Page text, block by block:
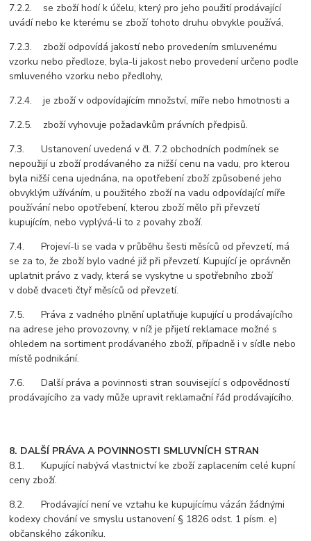
7.2.2. se zboží hodí k účelu, který pro jeho použití prodávající
uvádí nebo ke kterému se zboží tohoto druhu obvykle používá,
7.2.3. zboží odpovídá jakostí nebo provedením smluvenému
vzorku nebo předloze, byla-li jakost nebo provedení určeno podle
smluveného vzorku nebo předlohy,
7.2.4. je zboží v odpovídajícím množství, míře nebo hmotnosti a
7.2.5. zboží vyhovuje požadavkům právních předpisů.
7.3. Ustanovení uvedená v čl. 7.2 obchodních podmínek se
nepoužijí u zboží prodávaného za nižší cenu na vadu, pro kterou
byla nižší cena ujednána, na opotřebení zboží způsobené jeho
obvyklým užíváním, u použitého zboží na vadu odpovídající míře
používání nebo opotřebení, kterou zboží mělo při převzetí
kupujícím, nebo vyplývá-li to z povahy zboží.
7.4. Projeví-li se vada v průběhu šesti měsíců od převzetí, má
se za to, že zboží bylo vadné již při převzetí. Kupující je oprávněn
uplatnit právo z vady, která se vyskytne u spotřebního zboží
v době dvaceti čtyř měsíců od převzetí.
7.5. Práva z vadného plnění uplatňuje kupující u prodávajícího
na adrese jeho provozovny, v níž je přijetí reklamace možné s
ohledem na sortiment prodávaného zboží, případně i v sídle nebo
místě podnikání.
7.6. Další práva a povinnosti stran související s odpovědností
prodávajícího za vady může upravit reklamační řád prodávajícího.
8. DALŠÍ PRÁVA A POVINNOSTI SMLUVNÍCH STRAN
8.1. Kupující nabývá vlastnictví ke zboží zaplacením celé kupní
ceny zboží.
8.2. Prodávající není ve vztahu ke kupujícímu vázán žádnými
kodexy chování ve smyslu ustanovení § 1826 odst. 1 písm. e)
občanského zákoníku.